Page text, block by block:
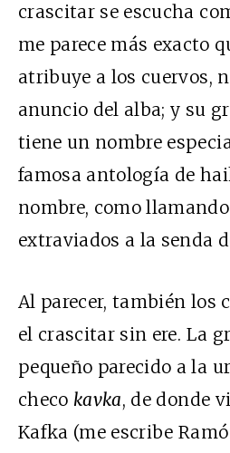
crascitar se escucha
me parece más exacto
atribuye a los cuervos,
anuncio del alba; y su
tiene un nombre
famosa antología de
nombre, como
extraviados a la senda
Al parecer, también los
el crascitar sin ere. La
pequeño parecido a la
checo kavka, de donde
Kafka (me escribe